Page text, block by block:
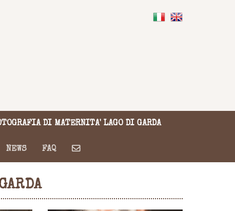
DI MATERNITA' LAGO DI GARDA
NEWS FAQ